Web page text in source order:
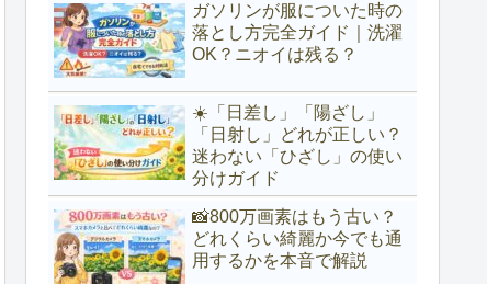
ガソリンが服についた時の
落とし方完全ガイド｜洗濯
OK？ニオイは残る？
☀️「日差し」「陽ざし」
「日射し」どれが正しい？
迷わない「ひざし」の使い
分けガイド
📸800万画素はもう古い？
どれくらい綺麗か今でも通
用するかを本音で解説